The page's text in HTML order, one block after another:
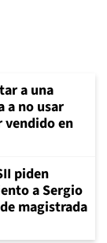
a una
a no usar
vendido en
piden
a Sergio
magistrada